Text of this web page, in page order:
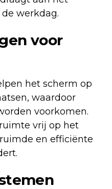
werkdag.
voor
het scherm op
waardoor
voorkomen.
vrij op het
en efficiënte